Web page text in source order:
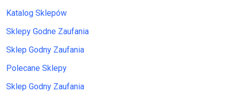
Katalog Sklepów
Sklepy Godne Zaufania
Sklep Godny Zaufania
Polecane Sklepy
Sklep Godny Zaufania